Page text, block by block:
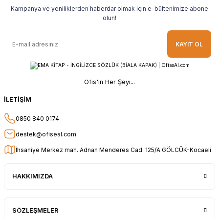
Ahmet Yılmaz | 29/04/2026
paketlenmiş, sorunsuz teslim aldım,
O... A... | 10/02/2026
Teşekkür ederim.
E... Ö... | 14/01/2026
Gayet başarılı ve ilgili firma. Fiyatları
uygun. Kargolama hızlı ve güvenli.
Kampanya ve yeniliklerden haberdar olmak için e-bültenimize abone
olun!
KAYIT OL
Ofis'in Her Şeyi...
İLETİŞİM
0850 840 0174
destek@ofiseal.com
İhsaniye Merkez mah. Adnan Menderes Cad. 125/A GÖLCÜK-Kocaeli
HAKKIMIZDA
SÖZLEŞMELER